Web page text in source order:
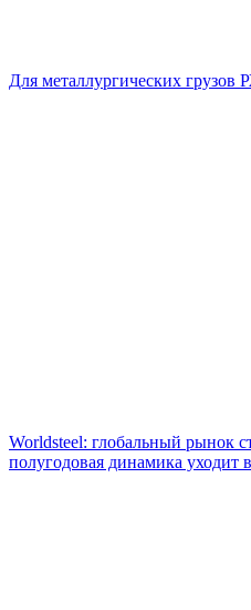
Для металлургических грузов
Worldsteel: глобальный рынок
полугодовая динамика уходит